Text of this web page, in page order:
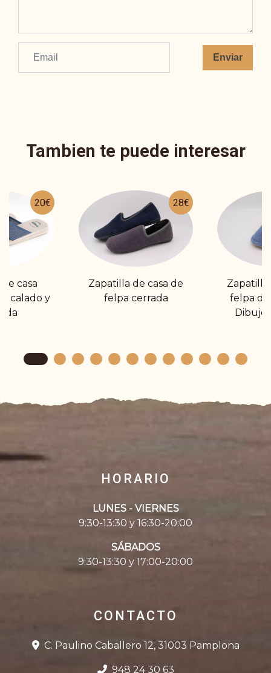
Enviar
Tambien te puede interesar
20€
casa
calado y
28€
Zapatilla de casa de
felpa cerrada
Zapatilla
felpa
Dibujo
HORARIO
LUNES - VIERNES
9:30-13:30 y 16:30-20:00
SÁBADOS
9:30-13:30 y 17:00-20:00
CONTACTO
C. Paulino Caballero 12, 31003 Pamplona
948 24 30 63